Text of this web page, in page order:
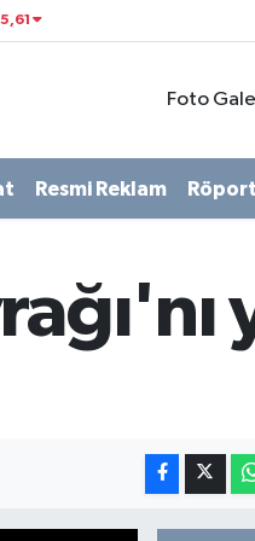
Foto
Resmi Reklam